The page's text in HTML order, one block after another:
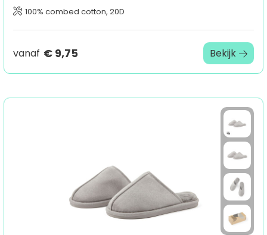
100% combed cotton, 20D
vanaf € 9,75 Bekijk